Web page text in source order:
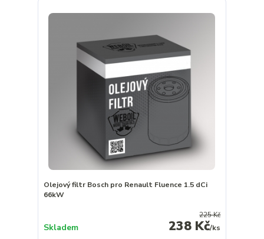
Olejový filtr Bosch pro Renault Fluence 1.5 dCi
66kW
225 Kč
238 Kč/ks
Skladem